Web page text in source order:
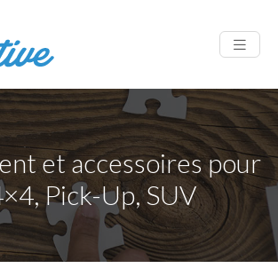
et accessoires pour
Pick-Up, SUV